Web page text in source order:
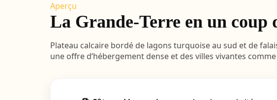
Aperçu
La Grande-Terre en un coup
Plateau calcaire bordé de lagons turquoise au sud et de
une offre d’hébergement dense et des villes vivantes